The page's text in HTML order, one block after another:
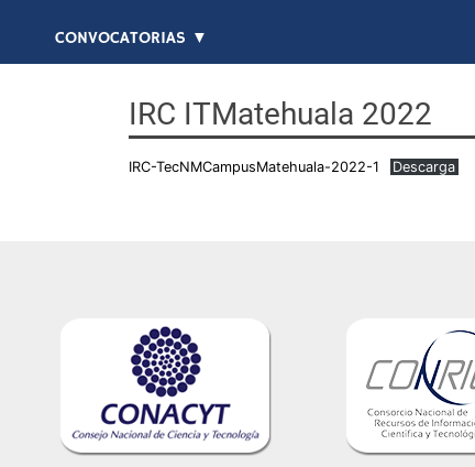
CONVOCATORIAS ▼
IRC ITMatehuala 2022
IRC-TecNMCampusMatehuala-2022-1 Descarga